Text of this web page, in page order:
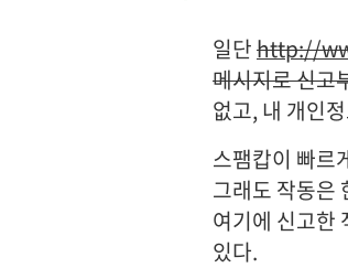
일단http://
메시지로 신고
없고, 내 개인
스팸캅이 빠르
그래도 작동은
여기에 신고한
있다.